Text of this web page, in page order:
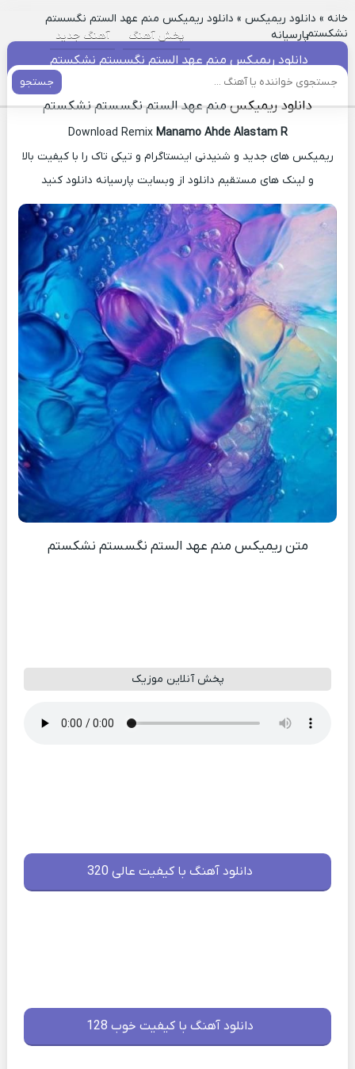
پارسیانه پخش آهنگ آهنگ جدید
جستجو
خانه» دانلود ریمیکس » دانلود ریمیکس منم عهد الستم نگسستم
نشکستم
دانلود ریمیکس منم عهد الستم نگسستم نشکستم
دانلود ریمیکسمنم عهد الستم نگسستم نشکستم
Download Remix Manamo Ahde Alastam R
ریمیکس های جدید و شنیدنی اینستاگرام و تیکی تاک را با کیفیت بالا
و لینک های مستقیم دانلود از وبسایت پارسیانه دانلود کنید
متن ریمیکس منم عهد الستم نگسستم نشکستم
پخش آنلاین موزیک
دانلود آهنگ با کیفیت عالی 320
دانلود آهنگ با کیفیت خوب 128